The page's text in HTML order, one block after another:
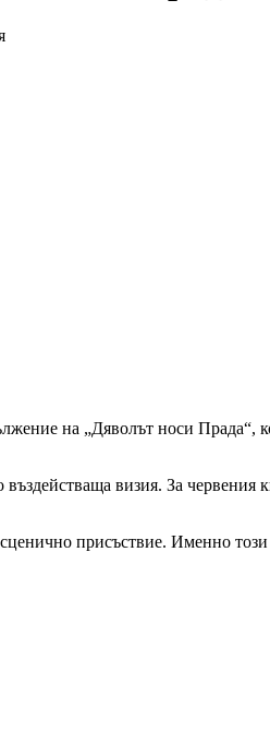
на „Дяволът носи Прада“,
визия. За червения
присъствие. Именно